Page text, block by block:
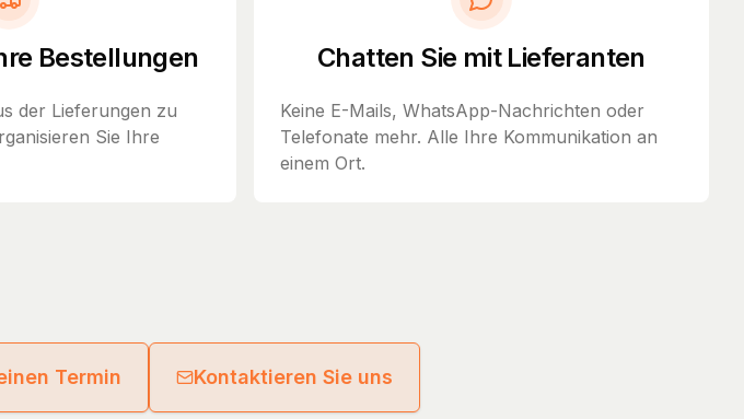
Bestellungen
der Lieferungen zu
Sie Ihre
Chatten Sie mit Lieferanten
Keine E-Mails, WhatsApp-Nachrichten oder
Telefonate mehr. Alle Ihre Kommunikation an
einem Ort.
Termin Kontaktieren Sie uns